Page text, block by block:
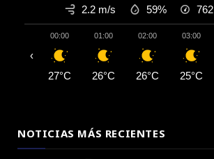
2.2 m/s 59% 762
00:00
27°C
01:00
26°C
02:00
26°C
03:00
25°C
‹
NOTICIAS MÁS RECIENTES